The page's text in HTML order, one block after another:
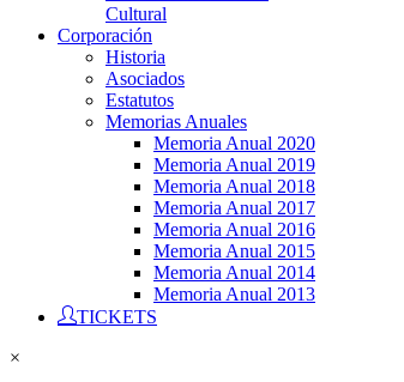
Cultural
Corporación
Historia
Asociados
Estatutos
Memorias Anuales
Memoria Anual 2020
Memoria Anual 2019
Memoria Anual 2018
Memoria Anual 2017
Memoria Anual 2016
Memoria Anual 2015
Memoria Anual 2014
Memoria Anual 2013
TICKETS
×